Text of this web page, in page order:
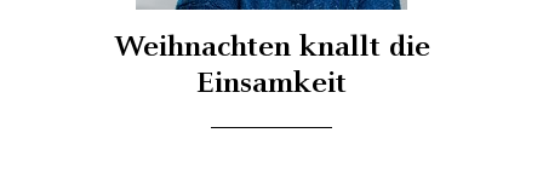
Weihnachten knallt die
Einsamkeit